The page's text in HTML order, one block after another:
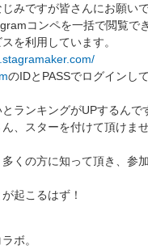
みですが皆さんにお願いで
コンペを一括で閲覧で
を利用しています。
のIDとPASSでログインし
ランキングがUPするんで
ん、スターを付けて頂けま
くの方に知って頂き、参
起こるはず！
ボ。